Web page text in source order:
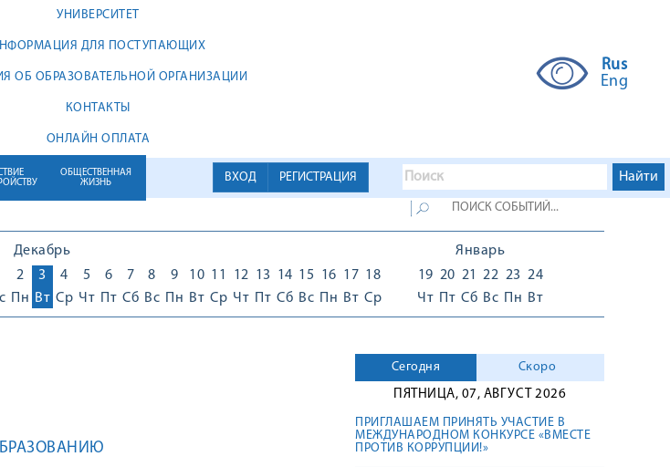
УНИВЕРСИТЕТ
ДЛЯ ПОСТУПАЮЩИХ
ОБ ОБРАЗОВАТЕЛЬНОЙ ОРГАНИЗАЦИИ
КОНТАКТЫ
ОНЛАЙН ОПЛАТА
Rus
Eng
ВХОД РЕГИСТРАЦИЯ
ОБЩЕСТВЕННАЯ
ЖИЗНЬ
Декабрь
2
Пн
3
Вт
4
Ср
5
Чт
6
Пт
7
Сб
8
Вс
9
Пн
10
Вт
11
Ср
12
Чт
13
Пт
14
Сб
15
Вс
16
Пн
17
Вт
18
Ср
Январь
19
Чт
20
Пт
21
Сб
22
Вс
23
Пн
24
Вт
Сегодня
Скоро
ПЯТНИЦА, 07, АВГУСТ 2026
ПРИГЛАШАЕМ ПРИНЯТЬ УЧАСТИЕ В
МЕЖДУНАРОДНОМ КОНКУРСЕ «ВМЕСТЕ
ПРОТИВ КОРРУПЦИИ!»